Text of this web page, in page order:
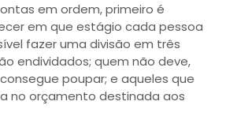
em ordem, primeiro é
em que estágio cada pessoa
fazer uma divisão em três
endividados; quem não deve,
poupar; e aqueles que
no orçamento destinada aos